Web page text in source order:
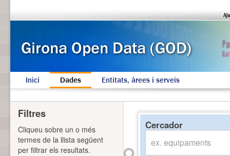
Inici Dades Entitats, àrees i serveis
Cercador
Filtres
Cliqueu sobre un o més
termes de la llista següent
per filtrar els resultats.